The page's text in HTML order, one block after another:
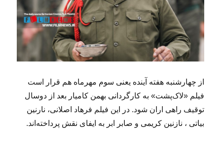
از چهارشنبه هفته آینده یعنی سوم مهرماه هم قرار است
فیلم «لاک‌پشت» به کارگردانی بهمن کامیار بعد از دوسال
توقیف راهی اران شود. در این فیلم فرهاد اصلانی، نارنین
بیاتی ، نازنین کریمی و صابر ابر به ایفای نقش پرداخته‌اند.